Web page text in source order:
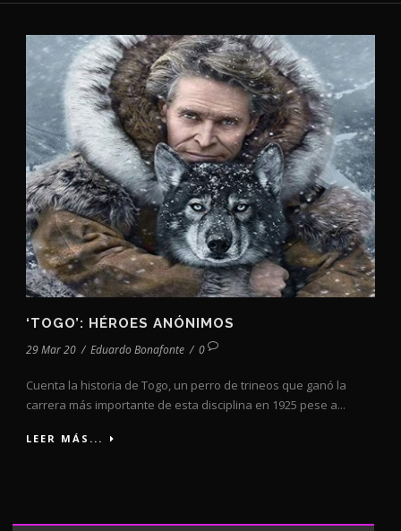
‘TOGO’: HÉROES ANÓNIMOS
29 Mar 20 / Eduardo Bonafonte / 0
Cuenta la historia de Togo, un perro de trineos que ganó la
carrera más importante de esta disciplina en 1925 pese a...
LEER MÁS...